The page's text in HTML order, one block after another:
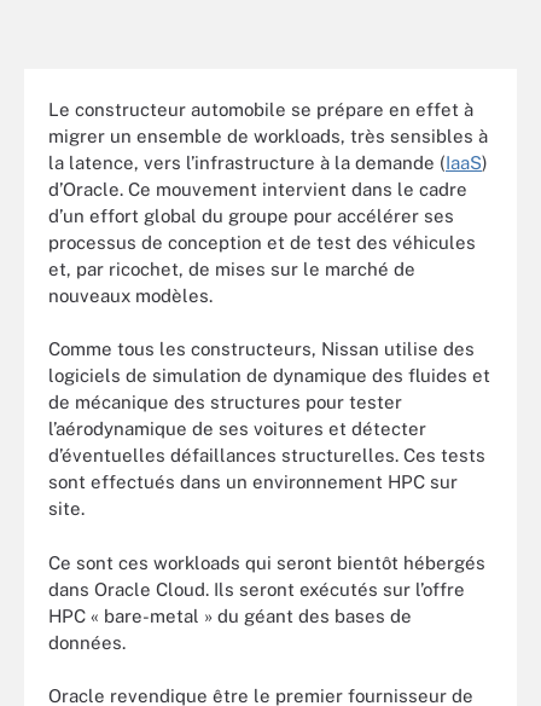
Le constructeur automobile se prépare en effet à
migrer un ensemble de workloads, très sensibles à
la latence, vers l’infrastructure à la demande (IaaS)
d’Oracle. Ce mouvement intervient dans le cadre
d’un effort global du groupe pour accélérer ses
processus de conception et de test des véhicules
et, par ricochet, de mises sur le marché de
nouveaux modèles.
Comme tous les constructeurs, Nissan utilise des
logiciels de simulation de dynamique des fluides et
de mécanique des structures pour tester
l’aérodynamique de ses voitures et détecter
d’éventuelles défaillances structurelles. Ces tests
sont effectués dans un environnement HPC sur
site.
Ce sont ces workloads qui seront bientôt hébergés
dans Oracle Cloud. Ils seront exécutés sur l’offre
HPC « bare-metal » du géant des bases de
données.
Oracle revendique être le premier fournisseur de